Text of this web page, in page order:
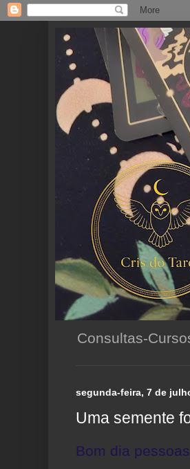
Consultas-
segunda-feira, 7 de
Uma semente
Bom dia